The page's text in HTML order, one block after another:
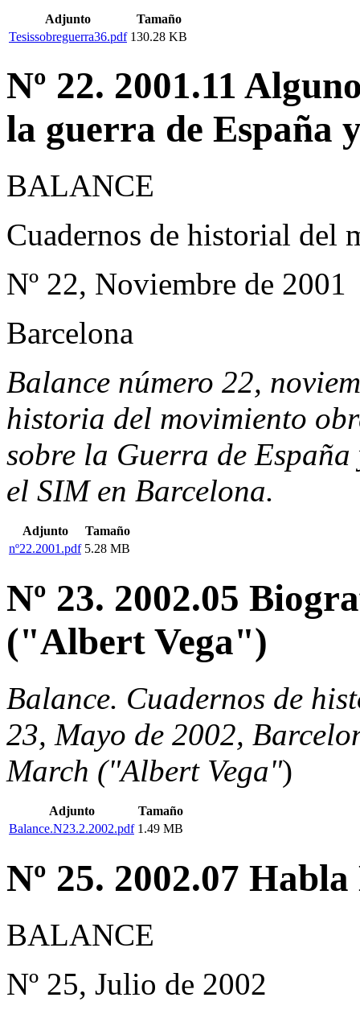
Adjunto
Tamaño
Tesissobreguerra36.pdf 130.28 KB
Nº 22. 2001.11
la guerra de España
BALANCE
Cuadernos de historial del
Nº 22, Noviembre de 2001
Barcelona
Balance número 22,
historia del movimiento
sobre la Guerra de
el SIM en Barcelona.
Adjunto
Tamaño
nº22.2001.pdf 5.28 MB
Nº 23. 2002.05
("Albert Vega")
Balance. Cuadernos de
23, Mayo de 2002,
March ("Albert Vega")
Adjunto
Tamaño
Balance.N23.2.2002.pdf 1.49 MB
Nº 25. 2002.07
BALANCE
Nº 25, Julio de 2002